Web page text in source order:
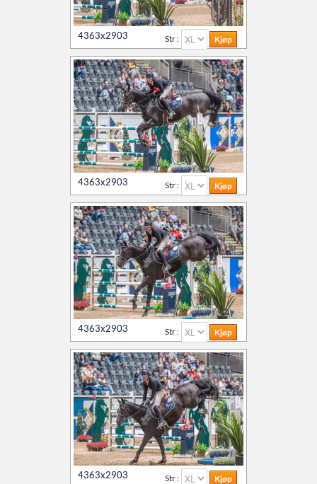
4363x2903 Str :
4363x2903 Str :
4363x2903 Str :
4363x2903 Str :